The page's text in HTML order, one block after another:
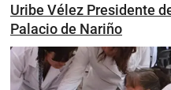
Uribe Vélez Presidente
Palacio de Nariño